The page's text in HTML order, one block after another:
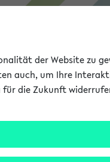
der Website zu
auch, um Ihre
die Zukunft